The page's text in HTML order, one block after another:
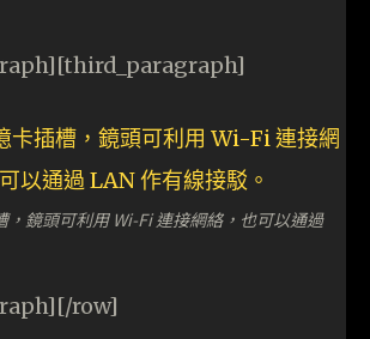
，鏡頭可利用 Wi-Fi 連接網絡，也可以通過
row]